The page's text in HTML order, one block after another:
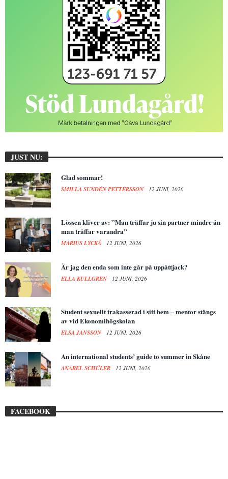
JUST NU:
Glad sommar!
SMILLA SUNDÉN PETTERSSON 12 JUNI, 2026
Lössen kliver av: ”Man träffar ju sin partner mindre än
man träffar varandra”
MARIUS LYCKÅ 12 JUNI, 2026
Är jag den enda som inte går på uppåttjack?
ELLA KULLGREN 12 JUNI, 2026
Student sexuellt trakasserad i sitt hem – mentor stängs
av vid Ekonomihögskolan
ELSA JANSSON 12 JUNI, 2026
An international students’ guide to summer in Skåne
ANABEL SCHÜLER 12 JUNI, 2026
FACEBOOK